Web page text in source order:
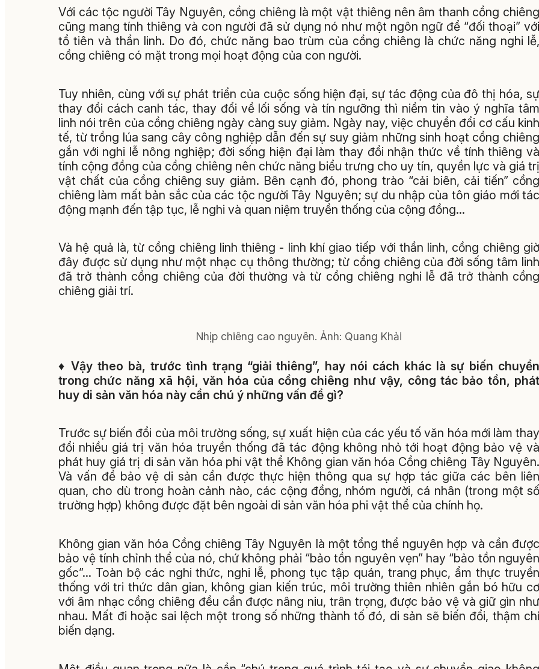
Với các tộc người Tây Nguyên, cồng chiêng là một vật thiêng nên âm thanh cồng chiêng
cũng mang tính thiêng và con người đã sử dụng nó như một ngôn ngữ để “đối thoại” với
tổ tiên và thần linh. Do đó, chức năng bao trùm của cồng chiêng là chức năng nghi lễ,
cồng chiêng có mặt trong mọi hoạt động của con người.
Tuy nhiên, cùng với sự phát triển của cuộc sống hiện đại, sự tác động của đô thị hóa, sự
thay đổi cách canh tác, thay đổi về lối sống và tín ngưỡng thì niềm tin vào ý nghĩa tâm
linh nói trên của cồng chiêng ngày càng suy giảm. Ngày nay, việc chuyển đổi cơ cấu kinh
tế, từ trồng lúa sang cây công nghiệp dẫn đến sự suy giảm những sinh hoạt cồng chiêng
gắn với nghi lễ nông nghiệp; đời sống hiện đại làm thay đổi nhận thức về tính thiêng và
tính cộng đồng của cồng chiêng nên chức năng biểu trưng cho uy tín, quyền lực và giá trị
vật chất của cồng chiêng suy giảm. Bên cạnh đó, phong trào “cải biên, cải tiến” cồng
chiêng làm mất bản sắc của các tộc người Tây Nguyên; sự du nhập của tôn giáo mới tác
động mạnh đến tập tục, lễ nghi và quan niệm truyền thống của cộng đồng…
Và hệ quả là, từ cồng chiêng linh thiêng - linh khí giao tiếp với thần linh, cồng chiêng giờ
đây được sử dụng như một nhạc cụ thông thường; từ cồng chiêng của đời sống tâm linh
đã trở thành cồng chiêng của đời thường và từ cồng chiêng nghi lễ đã trở thành cồng
chiêng giải trí.
Nhịp chiêng cao nguyên. Ảnh: Quang Khải
♦ Vậy theo bà, trước tình trạng “giải thiêng”, hay nói cách khác là sự biến chuyển
trong chức năng xã hội, văn hóa của cồng chiêng như vậy, công tác bảo tồn, phát
huy di sản văn hóa này cần chú ý những vấn đề gì?
Trước sự biến đổi của môi trường sống, sự xuất hiện của các yếu tố văn hóa mới làm thay
đổi nhiều giá trị văn hóa truyền thống đã tác động không nhỏ tới hoạt động bảo vệ và
phát huy giá trị di sản văn hóa phi vật thể Không gian văn hóa Cồng chiêng Tây Nguyên.
Và vấn đề bảo vệ di sản cần được thực hiện thông qua sự hợp tác giữa các bên liên
quan, cho dù trong hoàn cảnh nào, các cộng đồng, nhóm người, cá nhân (trong một số
trường hợp) không được đặt bên ngoài di sản văn hóa phi vật thể của chính họ.
Không gian văn hóa Cồng chiêng Tây Nguyên là một tổng thể nguyên hợp và cần được
bảo vệ tính chỉnh thể của nó, chứ không phải “bảo tồn nguyên vẹn” hay “bảo tồn nguyên
gốc”… Toàn bộ các nghi thức, nghi lễ, phong tục tập quán, trang phục, ẩm thực truyền
thống với tri thức dân gian, không gian kiến trúc, môi trường thiên nhiên gắn bó hữu cơ
với âm nhạc cồng chiêng đều cần được nâng niu, trân trọng, được bảo vệ và giữ gìn như
nhau. Mất đi hoặc sai lệch một trong số những thành tố đó, di sản sẽ biến đổi, thậm chí
biến dạng.